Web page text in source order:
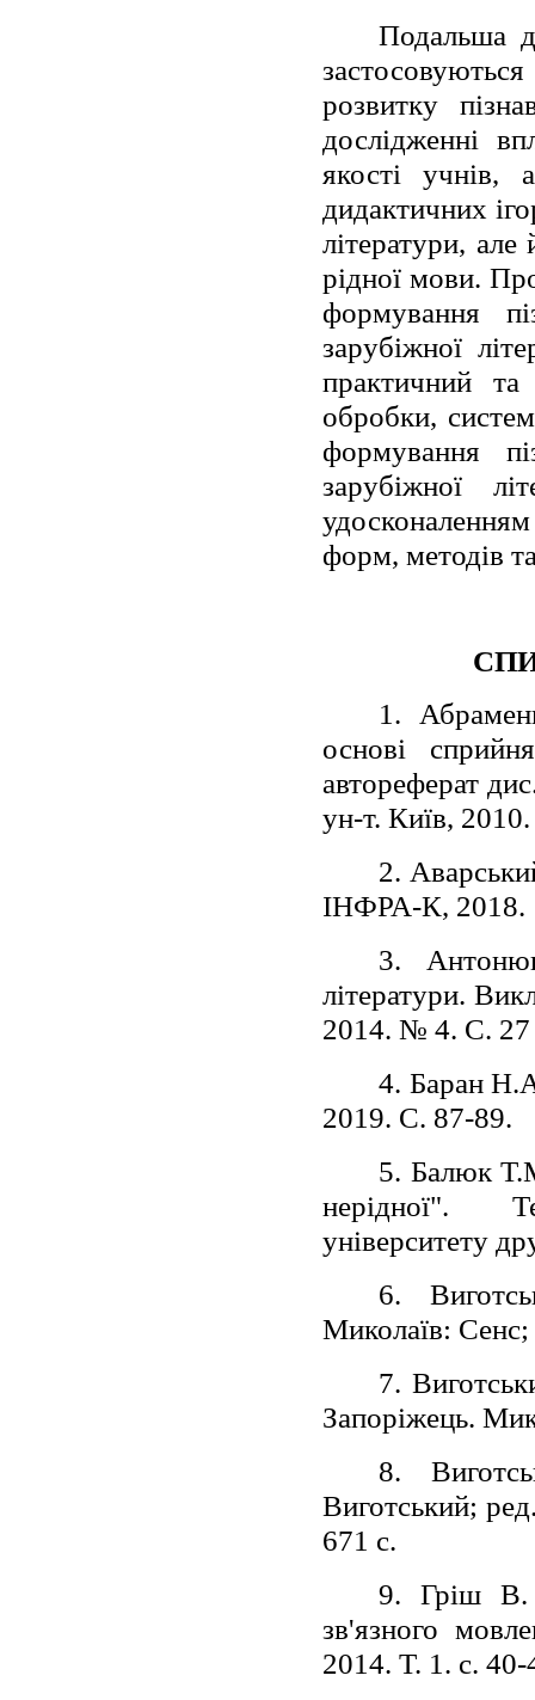
Подальша
розвитку
дослідженні
якості учнів,
дидактичних
літератури, але
рідної мови.
формування
зарубіжної
практичний та
обробки,
формування
зарубіжної
форм, методів
1.
основі
автореферат
ун-т. Київ,
2.
ІНФРА-К, 2018.
3.
літератури.
2014. № 4. С. 27
4. Баран
2019. С. 87-89.
5. Балюк
нерідної".
університету
6.
Миколаїв:
7.
Запоріжець.
8.
Виготський;
671 с.
9. Гріш В.
зв'язного
2014. Т. 1. с. 40-